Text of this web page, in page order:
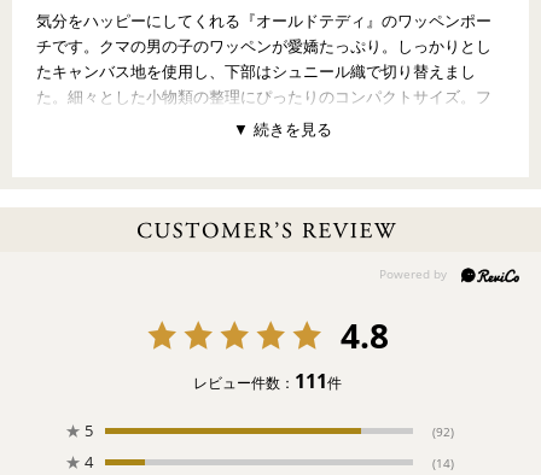
気分をハッピーにしてくれる『オールドテディ』のワッペンポー
チです。クマの男の子のワッペンが愛嬌たっぷり。しっかりとし
たキャンバス地を使用し、下部はシュニール織で切り替えまし
た。細々とした小物類の整理にぴったりのコンパクトサイズ。フ
ラットタイプなので持ち歩く際はバッグに入れてもかさばりませ
〔開口部〕ファスナー式
OLD TEDDY（オールドテディ）
～森の仲間たちの人気者～
ドイツの森に住んでいるクマの男の子。ちょっぴりいたずら好き
ルドテディと一緒の毎日は、ワクワク、ドキドキがいっぱい。さ
あ、今日も楽しい一日の始まりです。
4.8
レビュー件数： 111件
★ 5 (92)
★ 4 (14)